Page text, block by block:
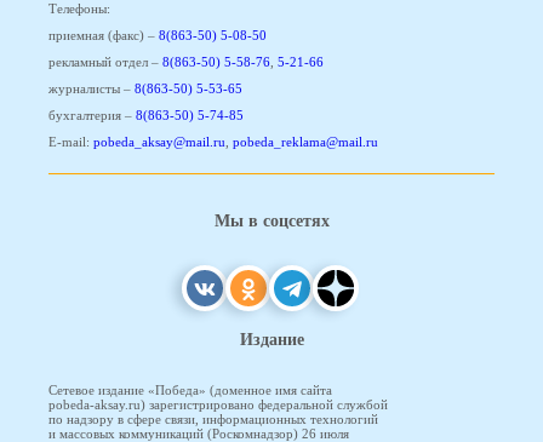
Телефоны:
приемная (факс) – 8(863-50) 5-08-50
рекламный отдел – 8(863-50) 5-58-76, 5-21-66
журналисты – 8(863-50) 5-53-65
бухгалтерия – 8(863-50) 5-74-85
E-mail: pobeda_aksay@mail.ru, pobeda_reklama@mail.ru
Мы в соцсетях
Издание
Сетевое издание «Победа» (доменное имя сайта
pobeda-aksay.ru) зарегистрировано федеральной службой
по надзору в сфере связи, информационных технологий
и массовых коммуникаций (Роскомнадзор) 26 июля